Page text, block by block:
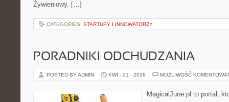
Żywieniowy. […]
CATEGORIES: STARTUPY I INNOWATORZY
PORADNIKI ODCHUDZANIA
POSTED BY ADMIN KWI - 21 - 2026 MOŻLIWOŚĆ
MagicalJune.pl to portal,